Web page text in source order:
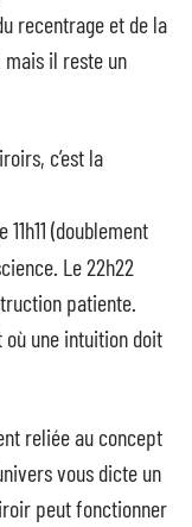
recentrage et de la
mais il reste un
c’est la
(doublement
Le 22h22
patiente.
où une intuition doit
reliée au concept
vous dicte un
peut fonctionner